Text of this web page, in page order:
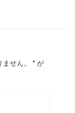
せん。 * が